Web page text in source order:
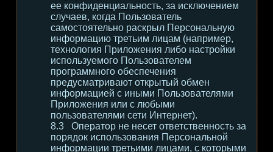
ее конфиденциальность, за исключением
случаев, когда Пользователь
самостоятельно раскрыл Персональную
информацию третьим лицам (например,
технология Приложения либо настройки
используемого Пользователем
программного обеспечения
предусматривают открытый обмен
информацией с иными Пользователями
Приложения или с любыми
пользователями сети Интернет).
Оператор не несет ответственность за
порядок использования Персональной
информации третьими лицами, с которыми